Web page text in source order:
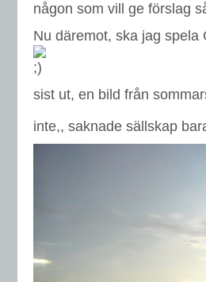
någon som vill ge förslag
Nu däremot, ska jag spela
sist ut, en bild från
inte,, saknade sällskap